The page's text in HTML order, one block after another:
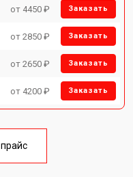
от 4450 ₽ Заказать
от 2850 ₽ Заказать
от 2650 ₽ Заказать
от 4200 ₽ Заказать